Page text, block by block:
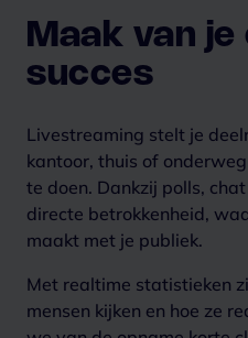
Maak van
succes
Livestreaming stelt je
kantoor, thuis of
te doen. Dankzij polls,
directe betrokkenheid,
maakt met je publiek.
Met realtime statistieken
mensen kijken en hoe ze